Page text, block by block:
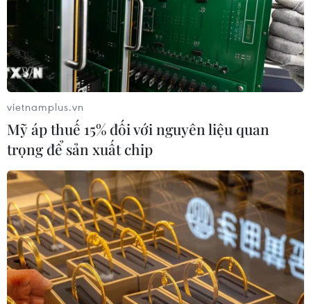
06/03/2019 09:07
Việc Youtube chấm dứt Thỏa thuận hợp tác với Yeah1 đã
khiến cổ phiếu YEG lao dốc và giảm 19,5% trong 3
phiên. Để trấn an nhà đầu tư, Yeah1 đã giải trình cơ cấu
lợi nhuận từ MCN đóng góp 13%.
vietnamplus.vn
Mỹ áp thuế 15% đối với nguyên liệu quan
trọng để sản xuất chip